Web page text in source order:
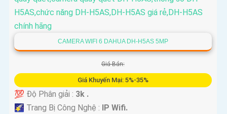
CAMERA WIFI 6 DAHUA DH-H5AS 5MP
Giá Bán:
Giá Khuyến Mại: 5%-35%
💯 Độ Phân giải : 3k .
🌠 Trang Bị Công Nghệ : IP Wifi.